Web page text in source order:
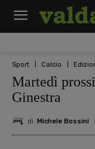
Sport Calcio
Martedì
Ginestra
di Michele Bossini